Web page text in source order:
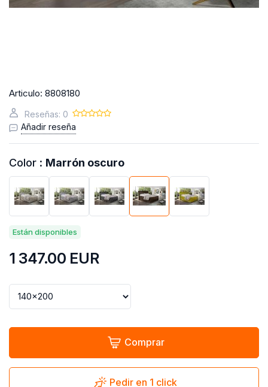
Articulo: 8808180
Reseñas: 0
Añadir reseña
Color : Marrón oscuro
Están disponibles
1 347.00 EUR
Comprar
Pedir en 1 click